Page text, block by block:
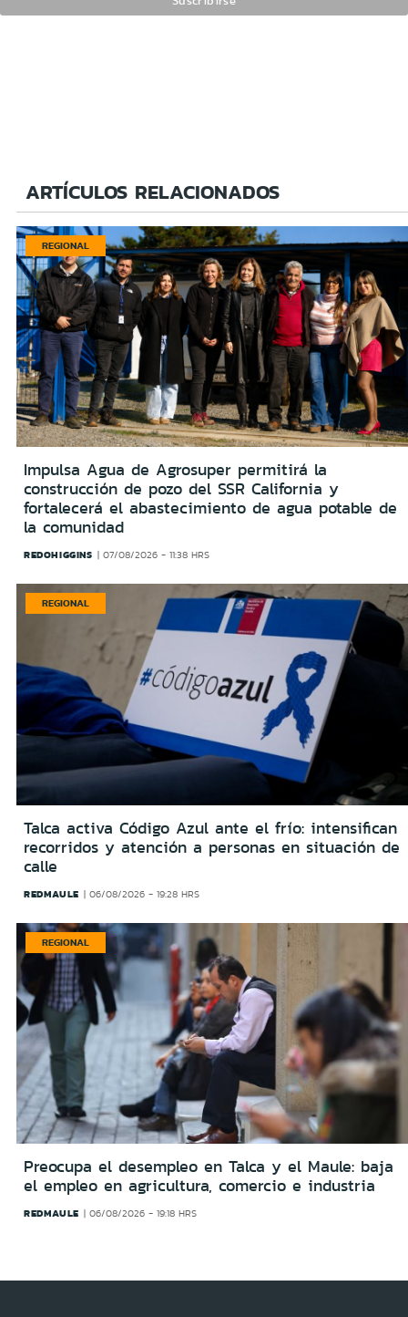
ARTÍCULOS RELACIONADOS
REGIONAL
Impulsa Agua de Agrosuper permitirá la
construcción de pozo del SSR California y
fortalecerá el abastecimiento de agua potable de
la comunidad
REDOHIGGINS 07/08/2026 - 11:38 HRS
REGIONAL
Talca activa Código Azul ante el frío: intensifican
recorridos y atención a personas en situación de
calle
REDMAULE 06/08/2026 - 19:28 HRS
REGIONAL
Preocupa el desempleo en Talca y el Maule: baja
el empleo en agricultura, comercio e industria
REDMAULE 06/08/2026 - 19:18 HRS